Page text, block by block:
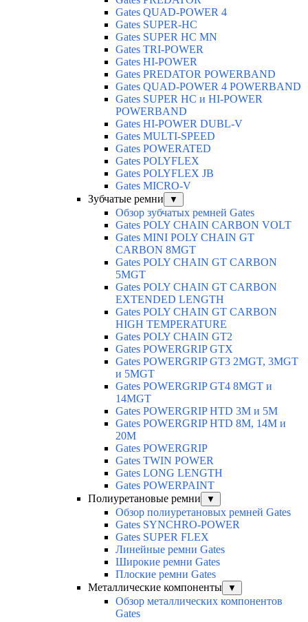
Gates QUAD-POWER 4
Gates SUPER-HC
Gates SUPER HC MN
Gates TRI-POWER
Gates HI-POWER
Gates PREDATOR POWERBAND
Gates QUAD-POWER 4 POWERBAND
Gates SUPER HC и HI-POWER
POWERBAND
Gates HI-POWER DUBL-V
Gates MULTI-SPEED
Gates POWERATED
Gates POLYFLEX
Gates POLYFLEX JB
Gates MICRO-V
Зубчатые ремни
▼
Обзор зубчатых ремней Gates
Gates POLY CHAIN CARBON VOLT
Gates MINI POLY CHAIN GT
CARBON 8MGT
Gates POLY CHAIN GT CARBON
5MGT
Gates POLY CHAIN GT CARBON
EXTENDED LENGTH
Gates POLY CHAIN GT CARBON
HIGH TEMPERATURE
Gates POLY CHAIN GT2
Gates POWERGRIP GTX
Gates POWERGRIP GT3 2MGT, 3MGT
и 5MGT
Gates POWERGRIP GT4 8MGT и
14MGT
Gates POWERGRIP HTD 3M и 5M
Gates POWERGRIP HTD 8M, 14M и
20M
Gates POWERGRIP
Gates TWIN POWER
Gates LONG LENGTH
Gates POWERPAINT
Полиуретановые ремни
▼
Обзор полиуретановых ремней Gates
Gates SYNCHRO-POWER
Gates SUPER FLEX
Линейные ремни Gates
Широкие ремни Gates
Плоские ремни Gates
Металлические компоненты
▼
Обзор металлических компонентов
Gates